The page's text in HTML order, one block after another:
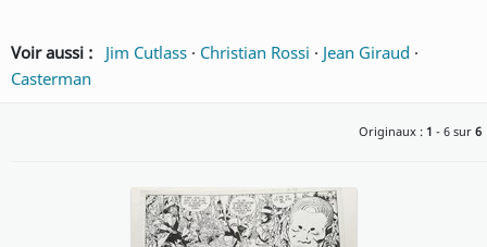
Voir aussi : Jim Cutlass · Christian Rossi · Jean Giraud ·
Casterman
Originaux : 1 - 6 sur 6